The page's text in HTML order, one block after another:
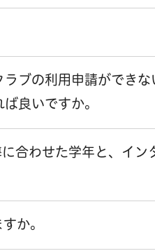
ブの利用申請ができな
良いですか。
合わせた学年と、イン
か。